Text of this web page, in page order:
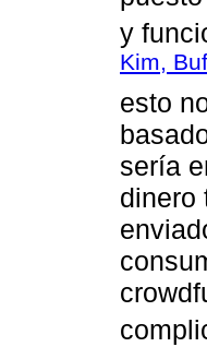
y
Kim,
esto
sería
dinero